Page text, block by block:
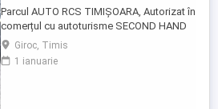
Parcul AUTO RCS TIMIȘOARA, Autorizat în
comerțul cu autoturisme SECOND HAND
IMPORT, - LIVRARE GRATUITA LA
DOMICILIUL CLIENTULUI -VĂ OFERIM PE
LOC : -Factura se va emite in lei la cursul
Giroc, Timis
1 ianuarie